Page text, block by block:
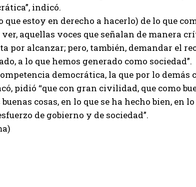
indicó.
que estoy en derecho a hacerlo) de lo que
aquellas voces que señalan de manera
por alcanzar; pero, también, demandar el
a lo que hemos generado como sociedad”.
democrática, la que por lo demás
pidió “que con gran civilidad, que como
cosas, en lo que se ha hecho bien, en
de gobierno y de sociedad”.